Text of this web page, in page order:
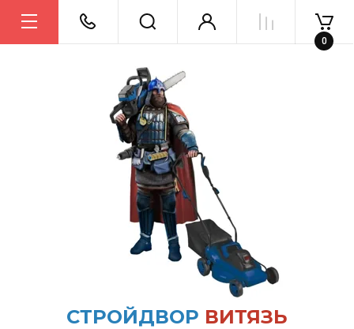
СТРОЙДВОР ВИТЯЗЬ
0